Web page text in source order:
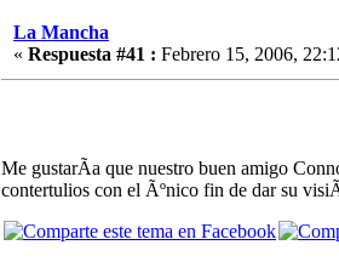
La Mancha
« Respuesta #41 : Febrero 15, 2006,
Me gustarÃ­a que nuestro buen amigo
contertulios con el Ãºnico fin de dar su